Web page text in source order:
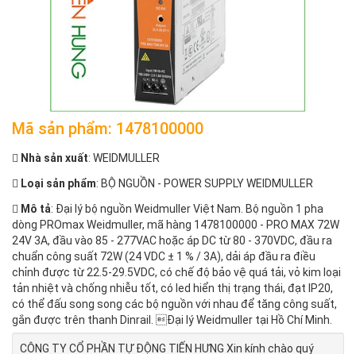
Mã sản phẩm: 1478100000
Nhà sản xuất: WEIDMULLER
Loại sản phẩm: BỘ NGUỒN - POWER SUPPLY WEIDMULLER
Mô tả: Đại lý bộ nguồn Weidmuller Việt Nam. Bộ nguồn 1 pha
dòng PROmax Weidmuller, mã hàng 1478100000 - PRO MAX 72W
24V 3A, đầu vào 85 - 277VAC hoặc áp DC từ 80 - 370VDC, đầu ra
chuẩn công suất 72W (24 VDC ± 1 % / 3A), dải áp đầu ra điều
chỉnh được từ 22.5-29.5VDC, có chế độ bảo vệ quá tải, vỏ kim loại
tản nhiệt và chống nhiễu tốt, có led hiển thị trạng thái, đạt IP20,
có thể đấu song song các bộ nguồn với nhau để tăng công suất,
gắn được trên thanh Dinrail. Đại lý Weidmuller tại Hồ Chí Minh.
CÔNG TY CỔ PHẦN TỰ ĐỘNG TIẾN HƯNG Xin kính chào quý